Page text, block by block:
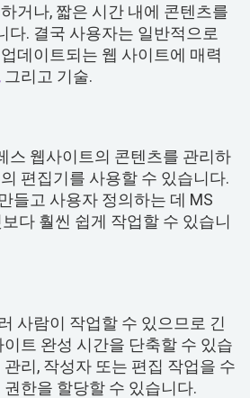
거나, 짧은 시간 내에 콘텐츠를
다. 결국 사용자는 일반적으로
데이트되는 웹 사이트에 매력
그리고 기술.
스 웹사이트의 콘텐츠를 관리하
편집기를 사용할 수 있습니다.
들고 사용자 정의하는 데 MS
다 훨씬 쉽게 작업할 수 있습니
사람이 작업할 수 있으므로 긴
트 완성 시간을 단축할 수 있습
리, 작성자 또는 편집 작업을 수
한을 할당할 수 있습니다.